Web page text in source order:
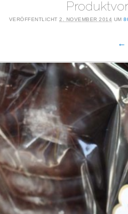
VERÖFFENTLICHT2. NOVEMBER 2014 UM
←